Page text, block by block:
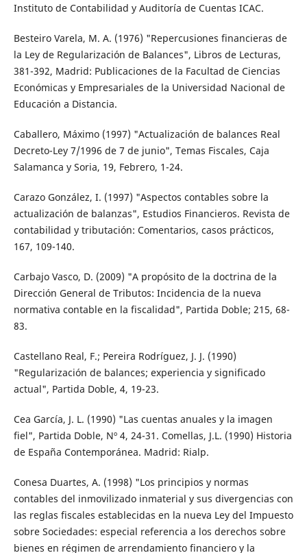
Instituto de Contabilidad y Auditoría de Cuentas ICAC.
Besteiro Varela, M. A. (1976) "Repercusiones financieras de
la Ley de Regularización de Balances", Libros de Lecturas,
381-392, Madrid: Publicaciones de la Facultad de Ciencias
Económicas y Empresariales de la Universidad Nacional de
Educación a Distancia.
Caballero, Máximo (1997) "Actualización de balances Real
Decreto-Ley 7/1996 de 7 de junio", Temas Fiscales, Caja
Salamanca y Soria, 19, Febrero, 1-24.
Carazo González, I. (1997) "Aspectos contables sobre la
actualización de balanzas", Estudios Financieros. Revista de
contabilidad y tributación: Comentarios, casos prácticos,
167, 109-140.
Carbajo Vasco, D. (2009) "A propósito de la doctrina de la
Dirección General de Tributos: Incidencia de la nueva
normativa contable en la fiscalidad", Partida Doble; 215, 68-
83.
Castellano Real, F.; Pereira Rodríguez, J. J. (1990)
"Regularización de balances; experiencia y significado
actual", Partida Doble, 4, 19-23.
Cea García, J. L. (1990) "Las cuentas anuales y la imagen
fiel", Partida Doble, Nº 4, 24-31. Comellas, J.L. (1990) Historia
de España Contemporánea. Madrid: Rialp.
Conesa Duartes, A. (1998) "Los principios y normas
contables del inmovilizado inmaterial y sus divergencias con
las reglas fiscales establecidas en la nueva Ley del Impuesto
sobre Sociedades: especial referencia a los derechos sobre
bienes en régimen de arrendamiento financiero y la